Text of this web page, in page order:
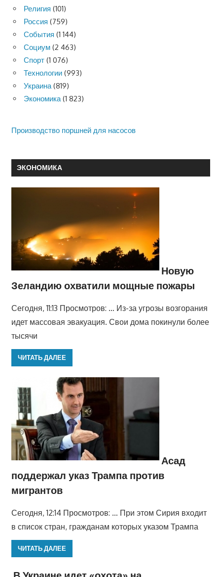
Религия (101)
Россия (759)
События (1 144)
Социум (2 463)
Спорт (1 076)
Технологии (993)
Украина(819)
Экономика(1 823)
Производство поршней для насосов
ЭКОНОМИКА
Новую
Зеландию охватили мощные пожары
Сегодня, 11:13 Просмотров: … Из-за угрозы возгорания
идет массовая эвакуация. Свои дома покинули более
тысячи
ЧИТАТЬ ДАЛЕЕ
Асад
поддержал указ Трампа против
мигрантов
Сегодня, 12:14 Просмотров: … При этом Сирия входит
в список стран, гражданам которых указом Трампа
ЧИТАТЬ ДАЛЕЕ